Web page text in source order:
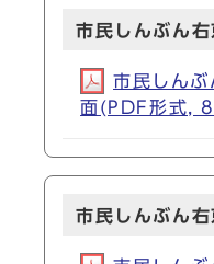
市民しんぶん
市民しん
面(PDF形式,
市民しんぶん